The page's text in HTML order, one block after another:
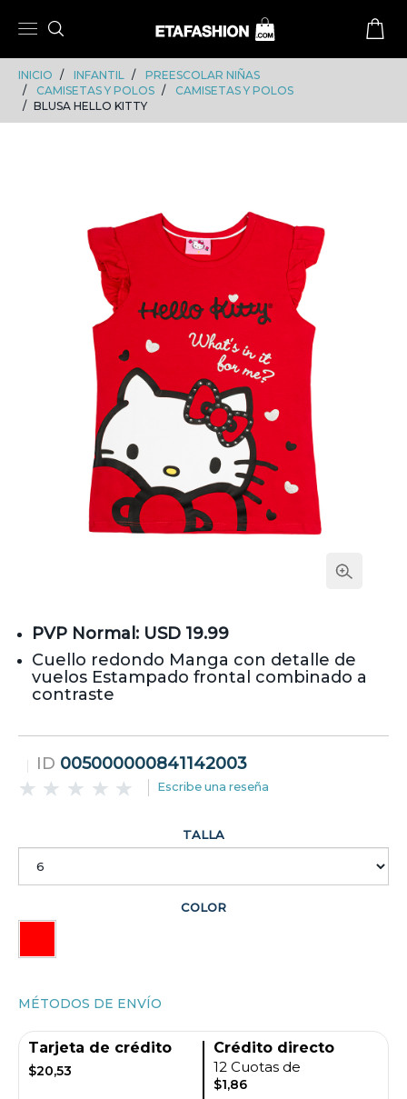
INICIO INFANTIL
PREESCOLAR NIÑAS
CAMISETAS Y POLOS
CAMISETAS Y POLOS
BLUSA HELLO KITTY
PVP Normal: USD 19.99
Cuello redondo Manga con detalle de
vuelos Estampado frontal combinado a
contraste
ID 005000000841142003
Escribe una reseña
TALLA
COLOR
MÉTODOS DE ENVÍO
Tarjeta de crédito
$20,53
Crédito directo
12 Cuotas de
$1,86